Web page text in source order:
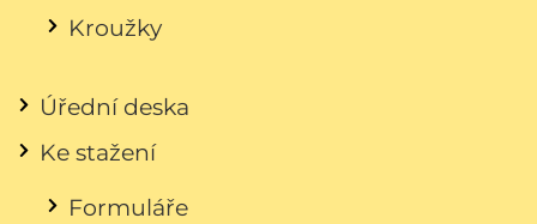
Kroužky
Úřední deska
Ke stažení
Formuláře